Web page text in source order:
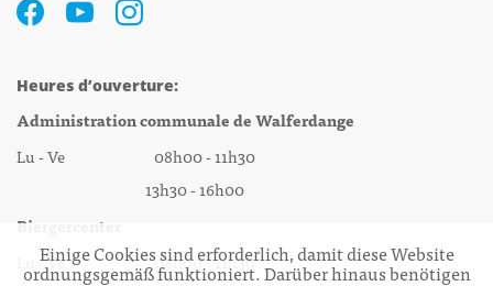
Heures d’ouverture:
Administration communale de Walferdange
Lu - Ve 08h00 - 11h30
13h30 - 16h00
Biergercenter
Lu - Ve 08h00 - 11h30
Einige Cookies sind erforderlich, damit diese Website
ordnungsgemäß funktioniert. Darüber hinaus benötigen